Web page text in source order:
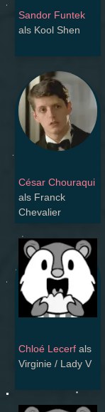
Sandor Funtek
als Kool Shen
César Chouraqui
als Franck
Chevalier
Chloé Lecerf als
Virginie / Lady V